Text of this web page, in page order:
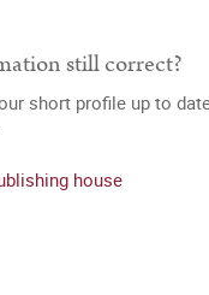
still correct?
short profile up to
house